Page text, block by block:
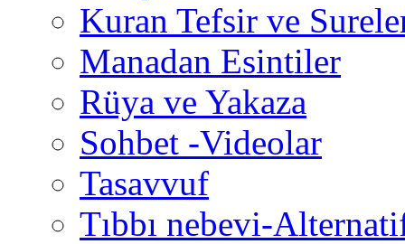
Kuran Tefsir ve
Manadan Esintiler
Rüya ve Yakaza
Sohbet -Videolar
Tasavvuf
Tıbbı nebevi-